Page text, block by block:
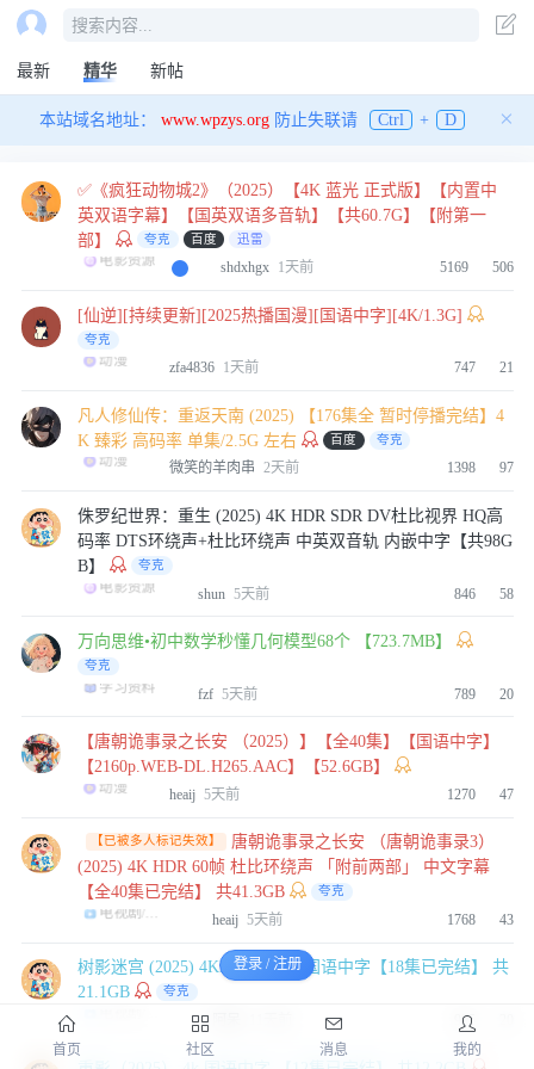
首页 社区 消息 我的
登录 / 注册
搜索内容...
最新 精华 新帖
本站域名地址： www.wpzys.org防止失联请 Ctrl + D ⭐收藏！
×
✅《疯狂动物城2》（2025）【4K 蓝光 正式版】【内置中
英双语字幕】【国英双语多音轨】【共60.7G】【附第一
部】
夸克 百度 迅雷
电影资源 shdxhgx 1天前 5169 506
[仙逆][持续更新][2025热播国漫][国语中字][4K/1.3G]
夸克
动漫 zfa4836 1天前 747 21
凡人修仙传：重返天南 (2025) 【176集全 暂时停播完结】4
K 臻彩 高码率 单集/2.5G 左右
百度 夸克
动漫 微笑的羊肉串 2天前 1398 97
侏罗纪世界：重生‎ (2025) 4K HDR SDR DV杜比视界 HQ高
码率 DTS环绕声+杜比环绕声 中英双音轨 内嵌中字【共98G
B】
夸克
电影资源 shun 5天前 846 58
万向思维•初中数学秒懂几何模型68个 【723.7MB】
夸克
学习资料 fzf 5天前 789 20
【唐朝诡事录之长安 （2025）】【全40集】【国语中字】
【2160p.WEB-DL.H265.AAC】【52.6GB】
动漫 heaij 5天前 1270 47
【已被多人标记失效】
唐朝诡事录之长安‎ （唐朝诡事录3）
(2025) 4K HDR 60帧 杜比环绕声 「附前两部」 中文字幕
【全40集已完结】 共41.3GB
夸克
电视剧/剧集 heaij 5天前 1768 43
树影迷宫 (2025) 4KHDR60FPS 国语中字【18集已完结】 共
21.1GB
夸克
995
站长，多补一些经典电影和小众电影吧
5月前
wang王wang
4月前 👍
leoloyo
4月前
哈鬼
4月前 👍 0
飞驰人生
4月前 👍0
周杰伦
4月前
魔胎
4月前
sw83088
正义女神
4月前
fudonglai
沉默的舰队2